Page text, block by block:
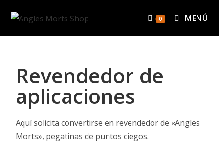
0 MENÚ
Revendedor de
aplicaciones
Aquí solicita convertirse en revendedor de «Angles
Morts», pegatinas de puntos ciegos.